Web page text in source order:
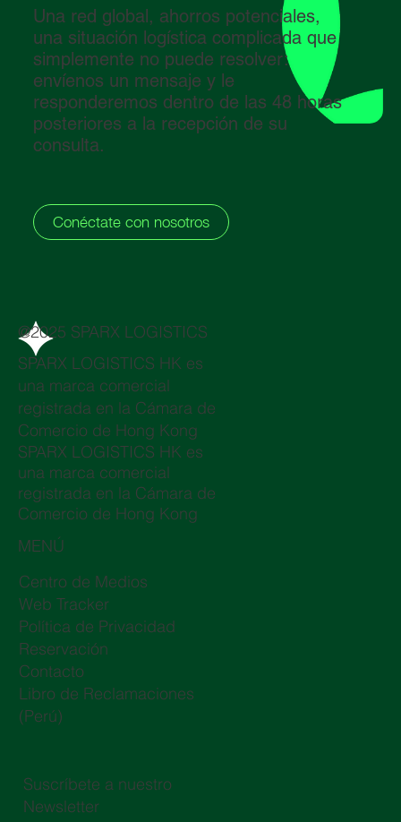
Una red global, ahorros potenciales,
una situación logística complicada que
simplemente no puede resolver:
envíenos un mensaje y le
responderemos dentro de las 48 horas
posteriores a la recepción de su
consulta.
Conéctate con nosotros
@2025 SPARX LOGISTICS
SPARX LOGISTICS HK es
una marca comercial
registrada en la Cámara de
Comercio de Hong Kong
SPARX LOGISTICS HK es
una marca comercial
registrada en la Cámara de
Comercio de Hong Kong
MENÚ
Centro de Medios
Web Tracker
Política de Privacidad
Reservación
Contacto
Libro de Reclamaciones
(Perú)
Suscríbete a nuestro
Newsletter